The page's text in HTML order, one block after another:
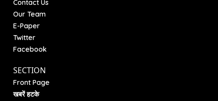
Contact Us
Our Team
E-Paper
Twitter
Facebook
SECTION
Front Page
खबरें हटके